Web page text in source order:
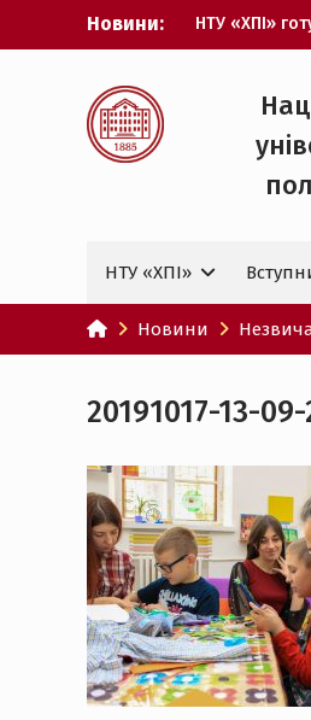
Новини:
НТУ «ХПІ»
ректора
ХПІ уклав
ДержНДІ
Випускник
У Верховній
обговорили
іспанського
партнерства
НТУ «ХПІ»
Новини
20191017-13-